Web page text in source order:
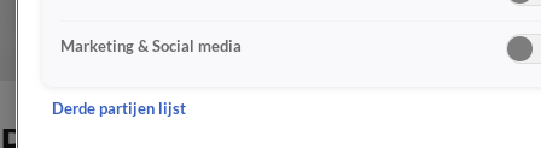
Marketing & Social media
Derde partijen lijst